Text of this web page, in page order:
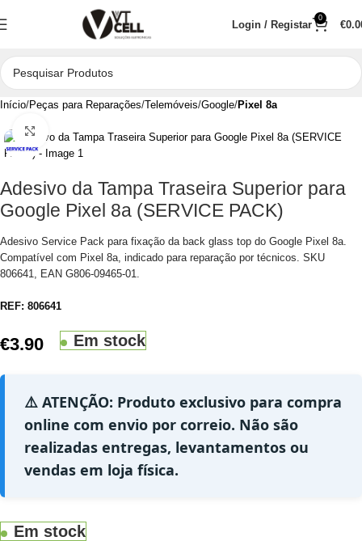
Login / Registar
0
€
Início Peças para Reparações Telemóveis Google Pixel 8a
Clique para aumentar
Adesivo da Tampa Traseira Superior para
Google Pixel 8a (SERVICE PACK)
Adesivo Service Pack para fixação da back glass top do Google Pixel 8a.
Compatível com Pixel 8a, indicado para reparação por técnicos. SKU
806641, EAN G806-09465-01.
REF: 806641
€3.90 Em stock
⚠️ ATENÇÃO: Produto exclusivo para compra
online com envio por correio. Não são
realizadas entregas, levantamentos ou
vendas em loja física.
Em stock